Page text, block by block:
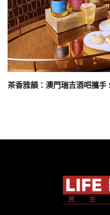
茶香雅韻：澳門瑞吉酒吧攜